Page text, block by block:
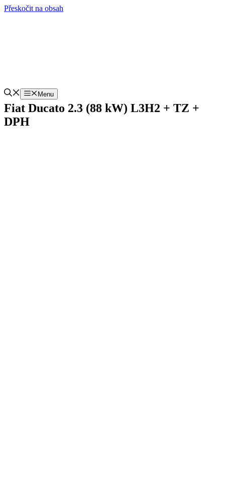
Přeskočit na obsah
Menu
Fiat Ducato 2.3 (88 kW) L3H2 + TZ +
DPH